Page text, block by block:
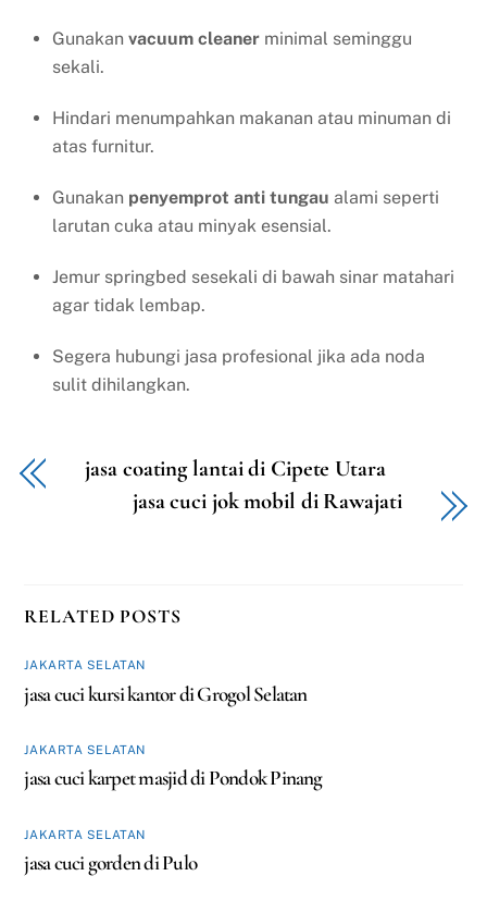
Gunakan vacuum cleaner minimal seminggu
sekali.
Hindari menumpahkan makanan atau minuman di
atas furnitur.
Gunakan penyemprot anti tungau alami seperti
larutan cuka atau minyak esensial.
Jemur springbed sesekali di bawah sinar matahari
agar tidak lembap.
Segera hubungi jasa profesional jika ada noda
sulit dihilangkan.
jasa coating lantai di Cipete Utara
jasa cuci jok mobil di Rawajati
RELATED POSTS
JAKARTA SELATAN
jasa cuci kursi kantor di Grogol Selatan
JAKARTA SELATAN
jasa cuci karpet masjid di Pondok Pinang
JAKARTA SELATAN
jasa cuci gorden di Pulo